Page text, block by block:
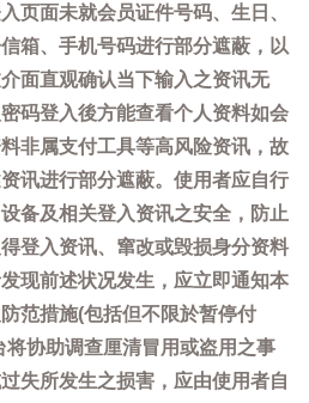
页面未就会员证件号码、生日、
箱、手机号码进行部分遮蔽，以
面直观确认当下输入之资讯无
码登入後方能查看个人资料如会
非属支付工具等高风险资讯，故
讯进行部分遮蔽。使用者应自行
备及相关登入资讯之安全，防止
登入资讯、窜改或毁损身分资料
现前述状况发生，应立即通知本
范措施(包括但不限於暂停付
协助调查厘清冒用或盗用之事
失所发生之损害，应由使用者自